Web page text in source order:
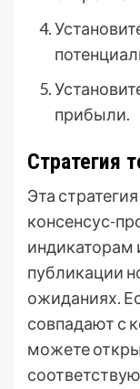
прибыли.
Стратегия
Эта
консенсус-
индикаторам
публикации
ожиданиях.
совпадают с
можете